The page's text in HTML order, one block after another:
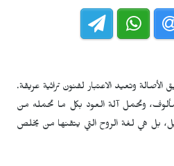
وتعيد الاعتبار لفنون تراثية عريقة.
مألوف، وتحمل آلة العود بكل ما تحمله من
بل هي لغة الروح التي يتقنها من يخلص